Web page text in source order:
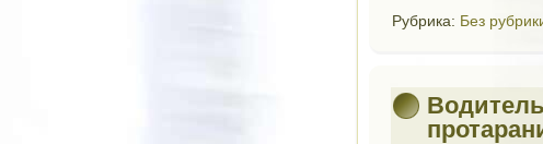
Рубрика: Без